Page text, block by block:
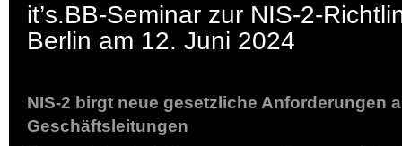
it’s.BB-Seminar zur NIS-2-
Berlin am 12. Juni 2024
NIS-2 birgt neue gesetzliche Anforderungen
Geschäftsleitungen